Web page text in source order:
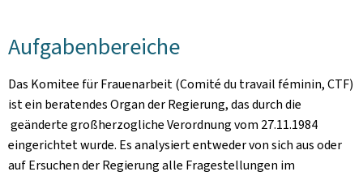
Aufgabenbereiche
Das Komitee für Frauenarbeit (Comité du travail féminin, CTF)
ist ein beratendes Organ der Regierung, das durch die
geänderte großherzogliche Verordnung vom 27.11.1984
eingerichtet wurde. Es analysiert entweder von sich aus oder
auf Ersuchen der Regierung alle Fragestellungen im